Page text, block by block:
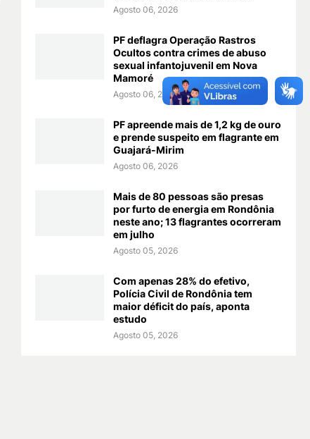
Agosto 06, 2026
PF deflagra Operação Rastros
Ocultos contra crimes de abuso
sexual infantojuvenil em Nova
Mamoré
Agosto 06, 2026
PF apreende mais de 1,2 kg de ouro
e prende suspeito em flagrante em
Guajará-Mirim
Agosto 06, 2026
Mais de 80 pessoas são presas
por furto de energia em Rondônia
neste ano; 13 flagrantes ocorreram
em julho
Agosto 05, 2026
Com apenas 28% do efetivo,
Polícia Civil de Rondônia tem
maior déficit do país, aponta
estudo
Agosto 05, 2026